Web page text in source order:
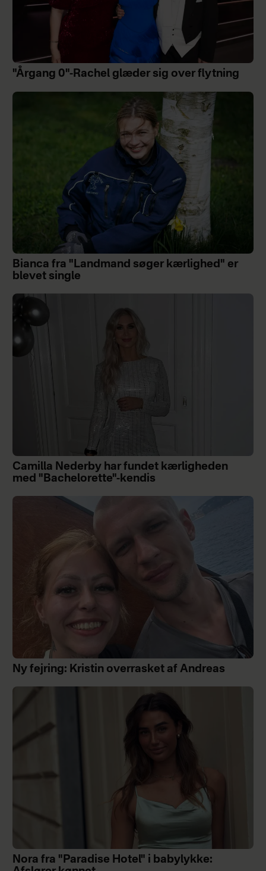
"Årgang 0"-Rachel glæder sig over flytning
Bianca fra "Landmand søger kærlighed" er
blevet single
Camilla Nederby har fundet kærligheden
med "Bachelorette"-kendis
Ny fejring: Kristin overrasket af Andreas
Nora fra "Paradise Hotel" i babylykke: